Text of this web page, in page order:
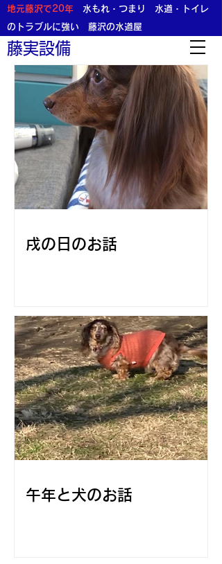
地元藤沢で20年 水もれ・つまり 水道・トイレ
のトラブルに強い​ 藤沢の水道屋
藤実設備
戌の日のお話
午年と犬のお話